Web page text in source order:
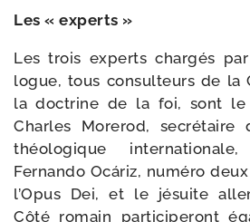
Les « experts »
Les trois experts char­gés
logue, tous consul­teurs de la
la doc­trine de la foi, sont le
Charles Morerod, secré­taire
théo­lo­gique
Fernando Ocáriz, numé­ro
l’Opus Dei, et le jésuite
Côté romain par­ti­ci­pe­ront